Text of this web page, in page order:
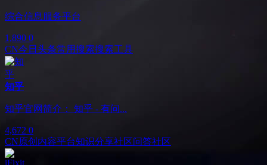
综合信息服务平台
1,890 0
CN今日头条常用搜索搜索工具
知乎
知乎官网简介： 知乎 - 有问...
4,672 0
CN原创内容平台知识分享社区问答社区